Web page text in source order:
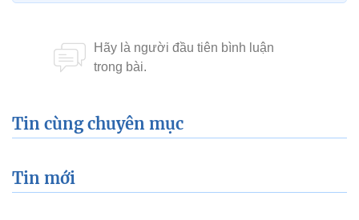
Tin cùng chuyên mục
Tin mới